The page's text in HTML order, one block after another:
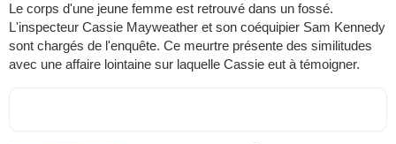
Le corps d'une jeune femme est retrouvé dans un fossé.
L'inspecteur Cassie Mayweather et son coéquipier Sam Kennedy
sont chargés de l'enquête. Ce meurtre présente des similitudes
avec une affaire lointaine sur laquelle Cassie eut à témoigner.